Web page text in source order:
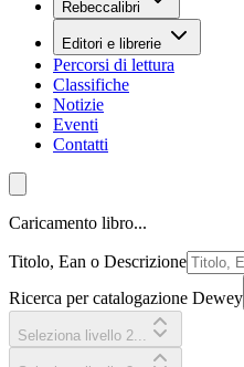
Rebeccalibri
Editori e librerie
Percorsi di lettura
Classifiche
Notizie
Eventi
Contatti
Caricamento libro...
Titolo, Ean o Descrizione
Ricerca per catalogazione Dewey
Seleziona livello 2...